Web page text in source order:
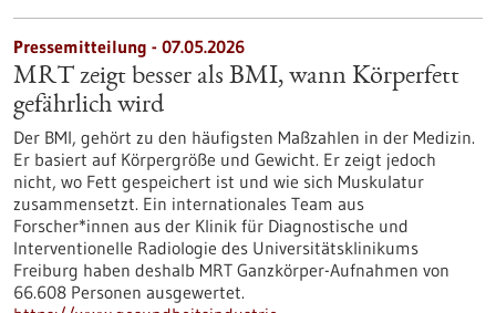
Pressemitteilung - 07.05.2026
MRT zeigt besser als BMI, wann Körperfett
gefährlich wird
Der BMI, gehört zu den häufigsten Maßzahlen in der Medizin.
Er basiert auf Körpergröße und Gewicht. Er zeigt jedoch
nicht, wo Fett gespeichert ist und wie sich Muskulatur
zusammensetzt. Ein internationales Team aus
Forscher*innen aus der Klinik für Diagnostische und
Interventionelle Radiologie des Universitätsklinikums
Freiburg haben deshalb MRT Ganzkörper-Aufnahmen von
66.608 Personen ausgewertet.